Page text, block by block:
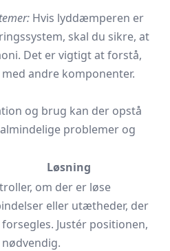
Hvis lyddæmperen er
skal du sikre, at
Det er vigtigt at forstå,
andre komponenter.
og brug kan der opstå
problemer og
Løsning
om der er løse
eller utætheder, der
forsegles. Justér positionen,
nødvendig.